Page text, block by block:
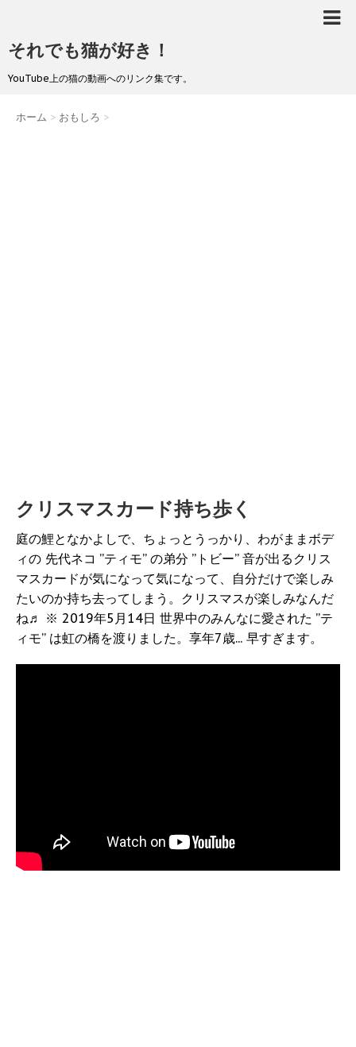
それでも猫が好き！
YouTube上の猫の動画へのリンク集です。
ホーム > おもしろ >
クリスマスカード持ち歩く
庭の鯉となかよしで、ちょっとうっかり、わがままボデ
ィの 先代ネコ ”ティモ” の弟分 ”トビー” 音が出るクリス
マスカードが気になって気になって、自分だけで楽しみ
たいのか持ち去ってしまう。クリスマスが楽しみなんだ
ね♬ ※ 2019年5月14日 世界中のみんなに愛された ”テ
ィモ” は虹の橋を渡りました。享年7歳... 早すぎます。